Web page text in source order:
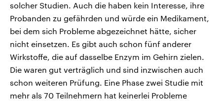
solcher Studien. Auch die haben kein Interesse, ihre
Probanden zu gefährden und würde ein Medikament,
bei dem sich Probleme abgezeichnet hätte, sicher
nicht einsetzen. Es gibt auch schon fünf anderer
Wirkstoffe, die auf dasselbe Enzym im Gehirn zielen.
Die waren gut verträglich und sind inzwischen auch
schon weiteren Prüfung. Eine Phase zwei Studie mit
mehr als 70 Teilnehmern hat keinerlei Probleme